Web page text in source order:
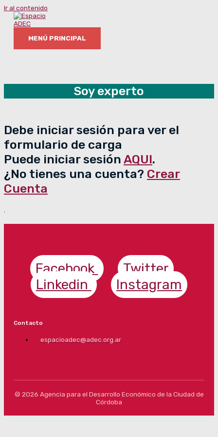
Ir al contenido
MENÚ PRINCIPAL
Soy experto
Debe iniciar sesión para ver el
formulario de carga
Puede iniciar sesión AQUI.
¿No tienes una cuenta? Crear
Cuenta
.
Facebook
Twitter
Linkedin
Instagram
Contacto
espacioadec@adec.org.ar
© 2026 Agencia para el Desarrollo Económico de la Ciudad de
Córdoba